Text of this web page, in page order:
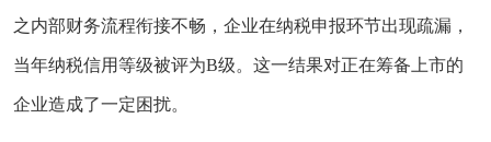
之内部财务流程衔接不畅，企业在纳税申报环节出现疏漏，
当年纳税信用等级被评为B级。这一结果对正在筹备上市的
企业造成了一定困扰。